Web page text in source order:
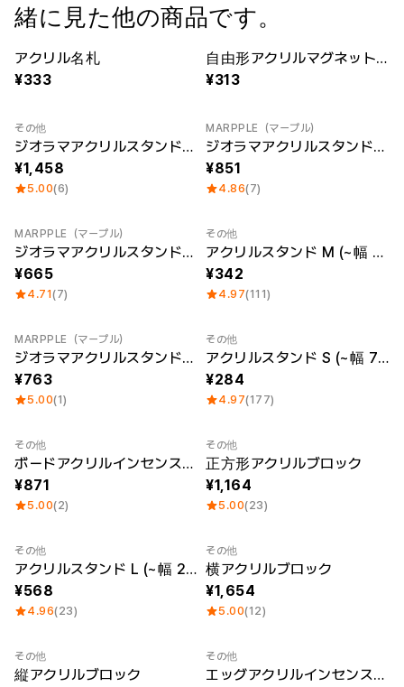
緒に見た他の商品です。
New
アクリル名札
333
New
自由形アクリルマグネットクリップ
313
New
その他
ジオラマアクリルスタンド（A5）
1,458
5.00(6)
New
MARPPLE（マープル）
ジオラマアクリルスタンド（A6）
851
4.86(7)
New
MARPPLE（マープル）
ジオラマアクリルスタンド（ミニ）
665
4.71(7)
その他
アクリルスタンド M (~幅 14cm)
342
4.97(111)
New
MARPPLE（マープル）
ジオラマアクリルスタンド（正方形）
763
5.00(1)
その他
アクリルスタンド S (~幅 7cm)
284
4.97(177)
その他
ボードアクリルインセンスホルダー
871
5.00(2)
Sale
その他
正方形アクリルブロック
1,164
5.00(23)
その他
アクリルスタンド L (~幅 20cm)
568
4.96(23)
その他
横アクリルブロック
1,654
5.00(12)
その他
縦アクリルブロック
Sale
その他
エッグアクリルインセンスホルダー
会員登録
ログイン
カスタマーセンタ
ー
サービス紹介
長袖
Champion
AAA
Printstar
ポリエステル
綿/ポリエステル
ダウンジャケット
レビューBEST
デイリーTシャツ
様々なカラー
四季別必須アイテム